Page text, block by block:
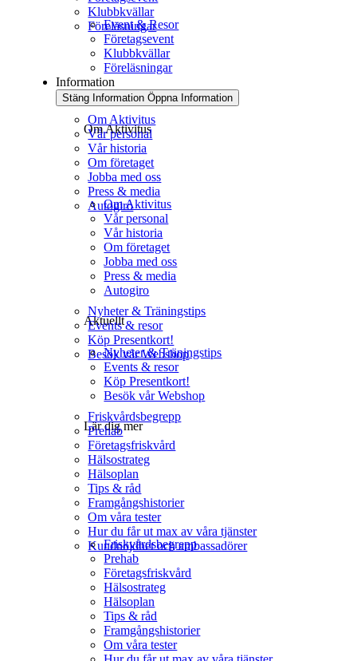
Klubbkvällar
Föreläsningar
Event & Resor
Företagsevent
Klubbkvällar
Föreläsningar
Information
Stäng Information Öppna Information
Om Aktivitus
Om Aktivitus
Vår personal
Vår historia
Om företaget
Jobba med oss
Press & media
Autogiro
Om Aktivitus
Vår personal
Vår historia
Om företaget
Jobba med oss
Press & media
Autogiro
Aktuellt
Nyheter & Träningstips
Events & resor
Köp Presentkort!
Besök vår Webshop
Nyheter & Träningstips
Events & resor
Köp Presentkort!
Besök vår Webshop
Lär dig mer
Friskvårdsbegrepp
Prehab
Företagsfriskvård
Hälsostrateg
Hälsoplan
Tips & råd
Framgångshistorier
Om våra tester
Hur du får ut max av våra tjänster
Kundnöjdhet och ambassadörer
Friskvårdsbegrepp
Prehab
Företagsfriskvård
Hälsostrateg
Hälsoplan
Tips & råd
Framgångshistorier
Om våra tester